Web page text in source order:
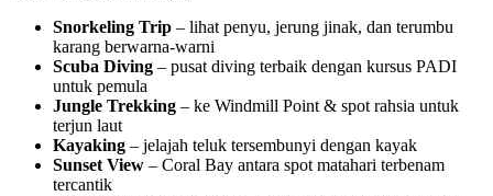
Snorkeling Trip – lihat penyu, jerung jinak, dan terumbu
karang berwarna-warni
Scuba Diving – pusat diving terbaik dengan kursus PADI
untuk pemula
Jungle Trekking – ke Windmill Point & spot rahsia untuk
terjun laut
Kayaking – jelajah teluk tersembunyi dengan kayak
Sunset View – Coral Bay antara spot matahari terbenam
tercantik